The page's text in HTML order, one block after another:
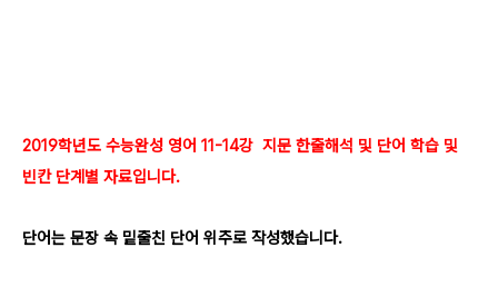
2019학년도 수능완성 영어 11-14강 지문 한줄해석 및 단어 학습 및
빈칸 단계별 자료입니다.
단어는 문장 속 밑줄친 단어 위주로 작성했습니다.